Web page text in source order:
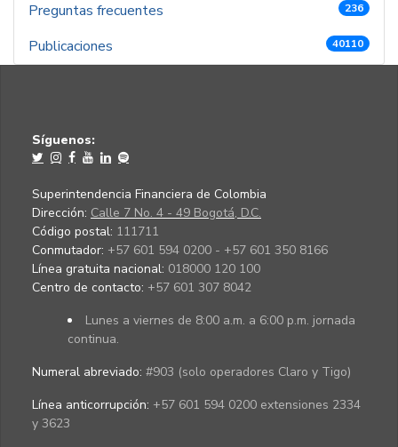
Preguntas frecuentes 236
Publicaciones 40110
Síguenos:
Superintendencia Financiera de Colombia
Dirección: Calle 7 No. 4 - 49 Bogotá, D.C.
Código postal: 111711
Conmutador: +57 601 594 0200 - +57 601 350 8166
Línea gratuita nacional: 018000 120 100
Centro de contacto: +57 601 307 8042
Lunes a viernes de 8:00 a.m. a 6:00 p.m. jornada
continua.
Numeral abreviado: #903 (solo operadores Claro y Tigo)
Línea anticorrupción: +57 601 594 0200 extensiones 2334
y 3623